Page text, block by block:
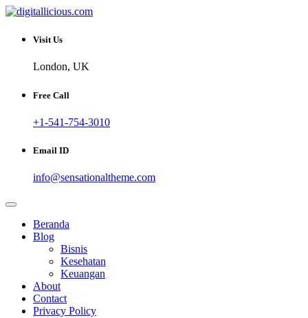
Skip
content
digitallicious.com
Sharing Digital Information
Visit Us
London, UK
Free Call
+1-541-754-3010
Email ID
info@sensationaltheme.com
Beranda
Blog
Bisnis
Kesehatan
Keuangan
About
Contact
Privacy Policy